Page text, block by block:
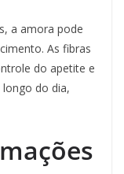
a amora pode
As fibras
do apetite e
do dia,